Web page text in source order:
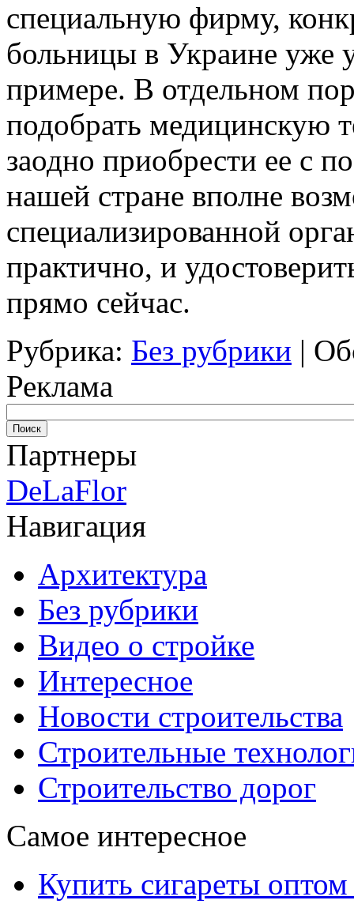
специальную фирму,
больницы в Украине уже
примере. В отдельном
подобрать медицинскую
заодно приобрести ее с
нашей стране вполне
специализированной
практично, и
прямо сейчас.
Рубрика: Без рубрики |
Реклама
Партнеры
DeLaFlor
Навигация
Архитектура
Без рубрики
Видео о стройке
Интересное
Новости строительства
Строительные
Строительство дорог
Самое интересное
Купить сигареты